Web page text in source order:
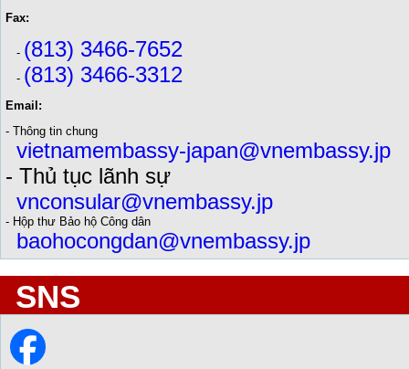
Fax:
- (813) 3466-7652
- (813) 3466-3312
Email:
- Thông tin chung
vietnamembassy-japan@vnembassy.jp
- Thủ tục lãnh sự
vnconsular@vnembassy.jp
- Hộp thư Bảo hộ Công dân
baohocongdan@vnembassy.jp
SNS